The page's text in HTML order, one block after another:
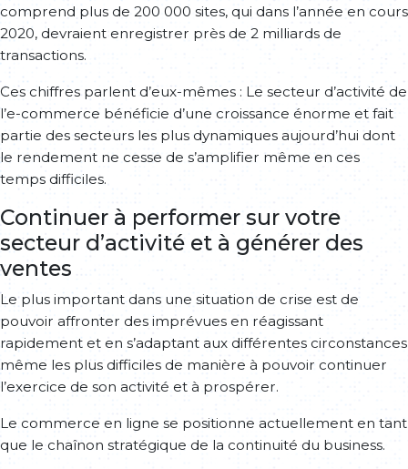
comprend plus de 200 000 sites, qui dans l’année en cours
2020, devraient enregistrer près de 2 milliards de
transactions.
Ces chiffres parlent d’eux-mêmes : Le secteur d’activité de
l’e-commerce bénéficie d’une croissance énorme et fait
partie des secteurs les plus dynamiques aujourd’hui dont
le rendement ne cesse de s’amplifier même en ces
temps difficiles.
Continuer à performer sur votre
secteur d’activité et à générer des
ventes
Le plus important dans une situation de crise est de
pouvoir affronter des imprévues en réagissant
rapidement et en s’adaptant aux différentes circonstances
même les plus difficiles de manière à pouvoir continuer
l’exercice de son activité et à prospérer.
Le commerce en ligne se positionne actuellement en tant
que le chaînon stratégique de la continuité du business.